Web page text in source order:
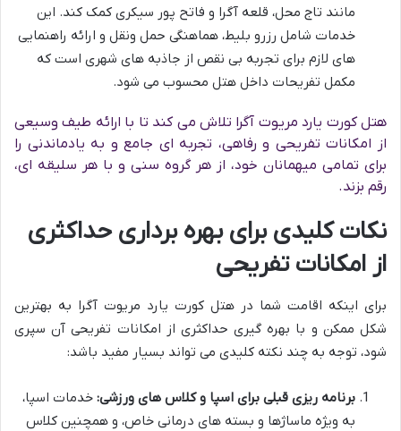
مانند تاج محل، قلعه آگرا و فاتح پور سیکری کمک کند. این
خدمات شامل رزرو بلیط، هماهنگی حمل ونقل و ارائه راهنمایی
های لازم برای تجربه بی نقص از جاذبه های شهری است که
مکمل تفریحات داخل هتل محسوب می شود.
هتل کورت یارد مریوت آگرا تلاش می کند تا با ارائه طیف وسیعی
از امکانات تفریحی و رفاهی، تجربه ای جامع و به یادماندنی را
برای تمامی میهمانان خود، از هر گروه سنی و با هر سلیقه ای،
رقم بزند.
نکات کلیدی برای بهره برداری حداکثری
از امکانات تفریحی
برای اینکه اقامت شما در هتل کورت یارد مریوت آگرا به بهترین
شکل ممکن و با بهره گیری حداکثری از امکانات تفریحی آن سپری
شود، توجه به چند نکته کلیدی می تواند بسیار مفید باشد:
برنامه ریزی قبلی برای اسپا و کلاس های ورزشی: خدمات اسپا،
به ویژه ماساژها و بسته های درمانی خاص، و همچنین کلاس